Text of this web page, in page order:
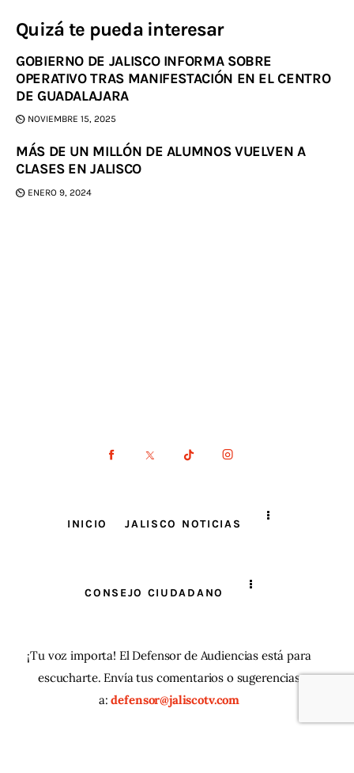
Quizá te pueda interesar
GOBIERNO DE JALISCO INFORMA SOBRE
OPERATIVO TRAS MANIFESTACIÓN EN EL CENTRO
DE GUADALAJARA
NOVIEMBRE 15, 2025
MÁS DE UN MILLÓN DE ALUMNOS VUELVEN A
CLASES EN JALISCO
ENERO 9, 2024
INICIO JALISCO NOTICIAS
CONSEJO CIUDADANO
¡Tu voz importa! El Defensor de Audiencias está para
escucharte. Envía tus comentarios o sugerencias
a:defensor@jaliscotv.com